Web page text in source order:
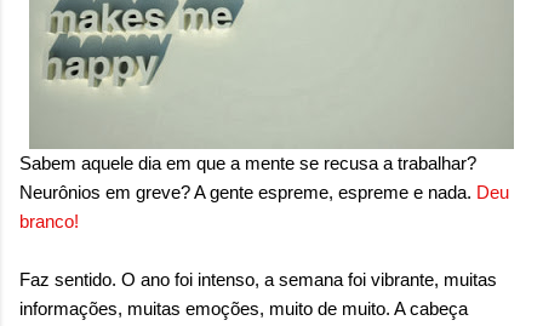
onde queremos envelhecer? A resposta da
maioria das p...
Sabem aquele dia em que a mente se recusa a trabalhar?
Neurônios em greve? A gente espreme, espreme e nada. Deu
branco!
Faz sentido. O ano foi intenso, a semana foi vibrante, muitas
informações, muitas emoções, muito de muito. A cabeça